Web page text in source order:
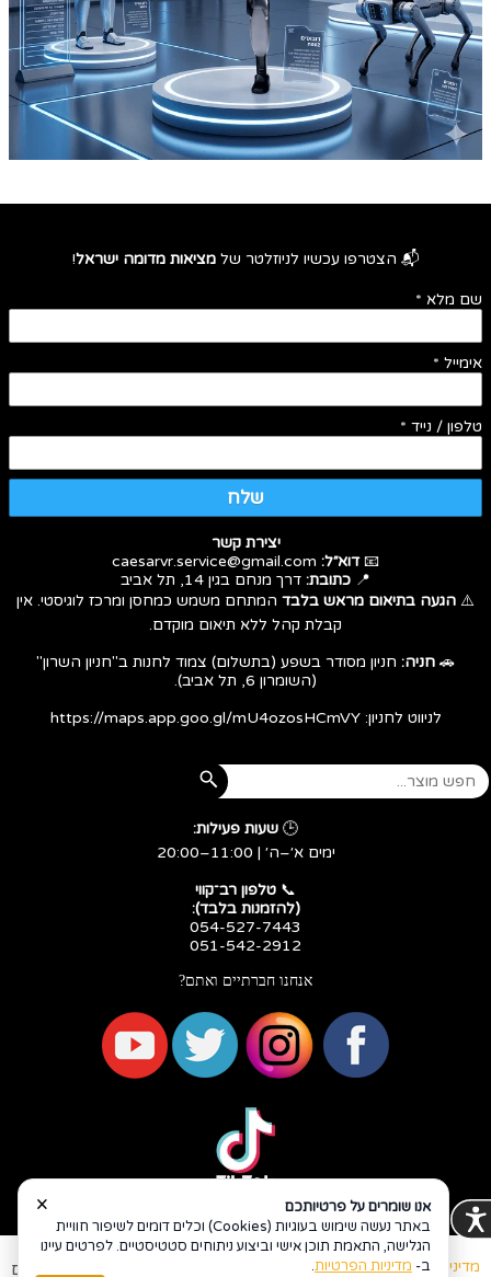
📬 הצטרפו עכשיו לניוזלטר של מציאות מדומה ישראל!
שם מלא *
אימייל *
טלפון / נייד *
שלח
יצירת קשר
📧דוא״ל:
📍 כתובת: דרך מנחם בגין 14, תל אביב
⚠️ הגעה בתיאום מראש בלבד המתחם משמש כמחסן ומרכז לוגיסטי. אין
קבלת קהל ללא תיאום מוקדם.
🚗 חניה: חניון מסודר בשפע (בתשלום) צמוד לחנות ב"חניון השרון"
(השומרון 6, תל אביב).
לניווט לחניון:https://maps.app.goo.gl/mU4ozosHCmVY
🕒 שעות פעילות:
ימים א׳–ה׳ | 11:00–20:00
​​​​​​​📞 טלפון רב־קווי
(להזמנות בלבד):
054-527-7443
051-542-2912
אנחנו חברתיים ואתם?
מדיניות פרטיות הצהרת נגישות
×
אנו שומרים על פרטיותכם
באתר נעשה שימוש בעוגיות (Cookies) וכלים דומים לשיפור חוויית
הגלישה, התאמת תוכן אישי וביצוע ניתוחים סטטיסטיים. לפרטים עיינו
ב- מדיניות הפרטיות.